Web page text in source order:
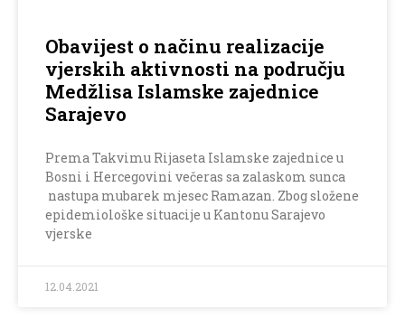
Obavijest o načinu realizacije
vjerskih aktivnosti na području
Medžlisa Islamske zajednice
Sarajevo
Prema Takvimu Rijaseta Islamske zajednice u
Bosni i Hercegovini večeras sa zalaskom sunca
nastupa mubarek mjesec Ramazan. Zbog složene
epidemiološke situacije u Kantonu Sarajevo
vjerske
12.04.2021